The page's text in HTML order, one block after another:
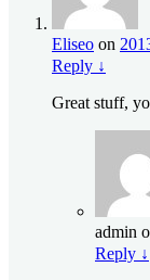
Eliseo on
Reply ↓
Great stuff,
admin
Reply ↓